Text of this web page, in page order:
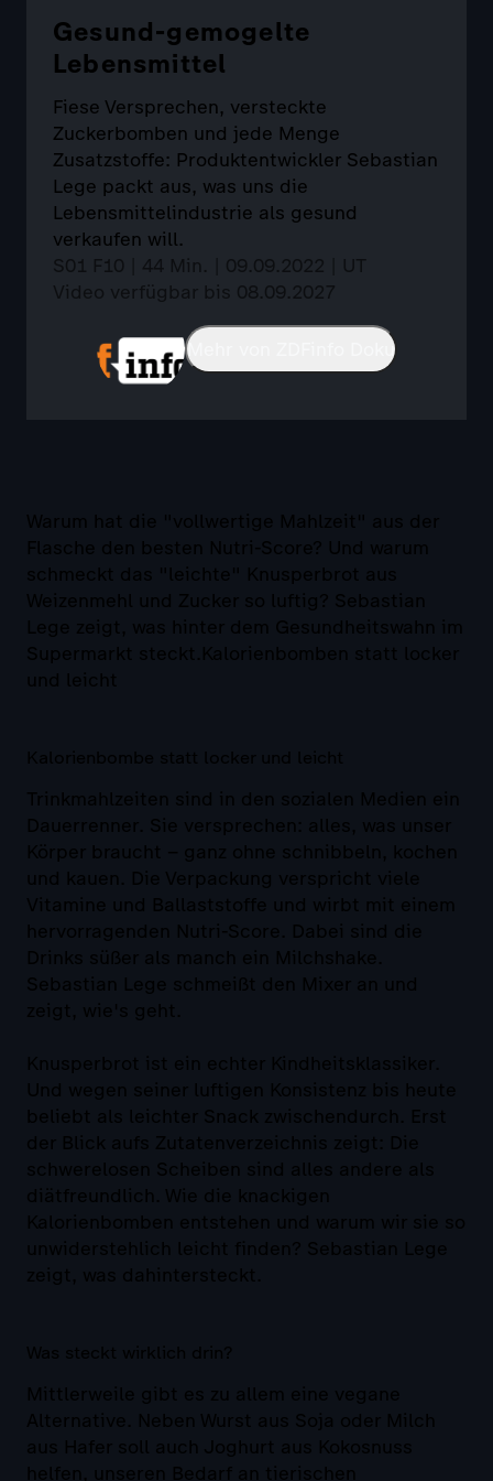
Gesund-gemogelte
Lebensmittel
Fiese Versprechen, versteckte
Zuckerbomben und jede Menge
Zusatzstoffe: Produktentwickler Sebastian
Lege packt aus, was uns die
Lebensmittelindustrie als gesund
verkaufen will.
S01 F10 | 44 Min. | 09.09.2022 | UT
Video verfügbar bis 08.09.2027
Mehr von ZDFinfo Doku
Warum hat die "vollwertige Mahlzeit" aus der
Flasche den besten Nutri-Score? Und warum
schmeckt das "leichte" Knusperbrot aus
Weizenmehl und Zucker so luftig? Sebastian
Lege zeigt, was hinter dem Gesundheitswahn im
Supermarkt steckt.Kalorienbomben statt locker
und leicht
Kalorienbombe statt locker und leicht
Trinkmahlzeiten sind in den sozialen Medien ein
Dauerrenner. Sie versprechen: alles, was unser
Körper braucht – ganz ohne schnibbeln, kochen
und kauen. Die Verpackung verspricht viele
Vitamine und Ballaststoffe und wirbt mit einem
hervorragenden Nutri-Score. Dabei sind die
Drinks süßer als manch ein Milchshake.
Sebastian Lege schmeißt den Mixer an und
zeigt, wie's geht.
Knusperbrot ist ein echter Kindheitsklassiker.
Und wegen seiner luftigen Konsistenz bis heute
beliebt als leichter Snack zwischendurch. Erst
der Blick aufs Zutatenverzeichnis zeigt: Die
schwerelosen Scheiben sind alles andere als
diätfreundlich. Wie die knackigen
Kalorienbomben entstehen und warum wir sie so
unwiderstehlich leicht finden? Sebastian Lege
zeigt, was dahintersteckt.
Was steckt wirklich drin?
Mittlerweile gibt es zu allem eine vegane
Alternative. Neben Wurst aus Soja oder Milch
aus Hafer soll auch Joghurt aus Kokosnuss
helfen, unseren Bedarf an tierischen